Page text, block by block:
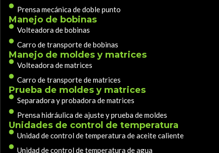
Prensa mecánica de doble punto
Manejo de bobinas
Volteadora de bobinas
Carro de transporte de bobinas
Manejo de moldes y matrices
Volteadora de matrices
Carro de transporte de matrices
Prueba de moldes y matrices
Separadora y probadora de matrices
Prensa hidráulica de ajuste y prueba de moldes
Unidades de control de temperatura
Unidad de control de temperatura de aceite caliente
Unidad de control de temperatura de agua